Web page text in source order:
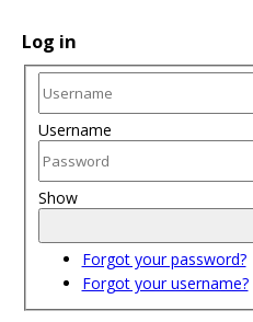
Log in
Username
Show
Forgot your password?
Forgot your username?